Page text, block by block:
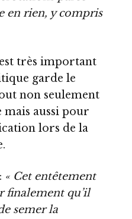
en rien, y compris
très important
garde le
non seulement
aussi pour
lors de la
« Cet entêtement
finalement qu’il
semer la